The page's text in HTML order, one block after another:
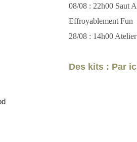
08/08 : 22h00 Saut
Effroyablement Fun
28/08 : 14h00 Atelier
Des kits : Par